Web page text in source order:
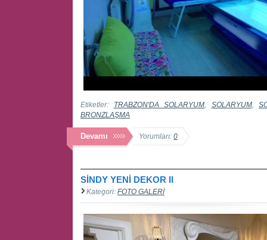
Etiketler: TRABZON'DA SOLARYUM SOLARYUM,
BRONZLAŞMA
Devamı Yorumları: 0
SİNDY YENİ DEKOR II
Kategori: FOTO GALERİ